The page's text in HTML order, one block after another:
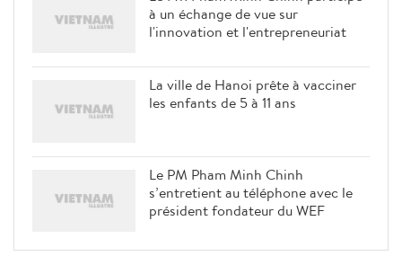
à un échange de vue sur
l'innovation et l'entrepreneuriat
La ville de Hanoi prête à vacciner
les enfants de 5 à 11 ans
Le PM Pham Minh Chinh
s’entretient au téléphone avec le
président fondateur du WEF